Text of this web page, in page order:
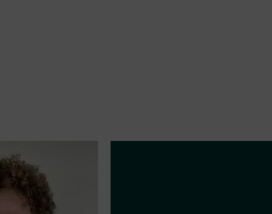
per la segnalazione